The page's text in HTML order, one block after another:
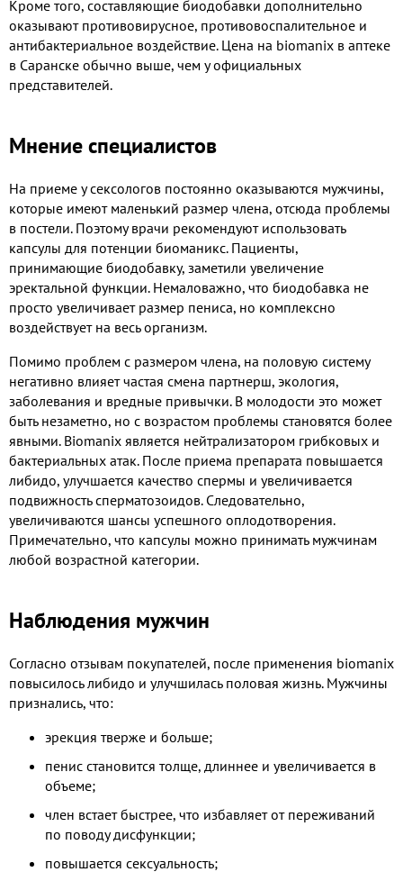
Кроме того, составляющие биодобавки дополнительно
оказывают противовирусное, противовоспалительное и
антибактериальное воздействие. Цена на biomanix в аптеке
в Саранске обычно выше, чем у официальных
представителей.
Мнение специалистов
На приеме у сексологов постоянно оказываются мужчины,
которые имеют маленький размер члена, отсюда проблемы
в постели. Поэтому врачи рекомендуют использовать
капсулы для потенции биоманикс. Пациенты,
принимающие биодобавку, заметили увеличение
эректальной функции. Немаловажно, что биодобавка не
просто увеличивает размер пениса, но комплексно
воздействует на весь организм.
Помимо проблем с размером члена, на половую систему
негативно влияет частая смена партнерш, экология,
заболевания и вредные привычки. В молодости это может
быть незаметно, но с возрастом проблемы становятся более
явными. Biomanix является нейтрализатором грибковых и
бактериальных атак. После приема препарата повышается
либидо, улучшается качество спермы и увеличивается
подвижность сперматозоидов. Следовательно,
увеличиваются шансы успешного оплодотворения.
Примечательно, что капсулы можно принимать мужчинам
любой возрастной категории.
Наблюдения мужчин
Согласно отзывам покупателей, после применения biomanix
повысилось либидо и улучшилась половая жизнь. Мужчины
признались, что:
эрекция тверже и больше;
пенис становится толще, длиннее и увеличивается в
объеме;
член встает быстрее, что избавляет от переживаний
по поводу дисфункции;
повышается сексуальность;